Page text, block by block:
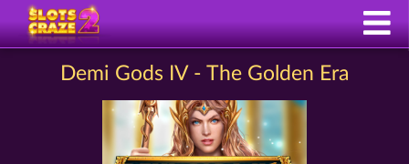
Demi Gods IV - The Golden Era